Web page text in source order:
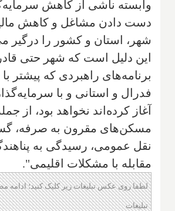
وابسته ناشی از کاهش
دست دادن مشاغل و کاهش
شهر، استان و کشور را درگیر
این دلیل است که شهر حتی
برنامه‌های راهبردی که پیشتر
فدرال و استانی و با
آغاز کرده‌اند نخواهد بود، از
مسکن‌های مقرون به صرفه،
نقل عمومی، رسیدگی به
مقابله با مشکلات اقلیمی".
لطفا روی عکس تبلیغات زیر کلیک کنید؛ ادامه
تبلیغات